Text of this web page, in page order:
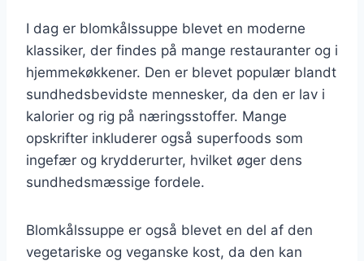
I dag er blomkålssuppe blevet en moderne
klassiker, der findes på mange restauranter og i
hjemmekøkkener. Den er blevet populær blandt
sundhedsbevidste mennesker, da den er lav i
kalorier og rig på næringsstoffer. Mange
opskrifter inkluderer også superfoods som
ingefær og krydderurter, hvilket øger dens
sundhedsmæssige fordele.
Blomkålssuppe er også blevet en del af den
vegetariske og veganske kost, da den kan